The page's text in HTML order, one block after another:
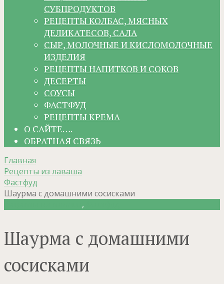
СУБПРОДУКТОВ
РЕЦЕПТЫ КОЛБАС, МЯСНЫХ
ДЕЛИКАТЕСОВ, САЛА
СЫР, МОЛОЧНЫЕ И КИСЛОМОЛОЧНЫЕ
ИЗДЕЛИЯ
РЕЦЕПТЫ НАПИТКОВ И СОКОВ
ДЕСЕРТЫ
СОУСЫ
ФАСТФУД
РЕЦЕПТЫ КРЕМА
О САЙТЕ….
ОБРАТНАЯ СВЯЗЬ
Главная
Рецепты из лаваша
Фастфуд
Шаурма с домашними сосисками
,
Шаурма с домашними
сосисками